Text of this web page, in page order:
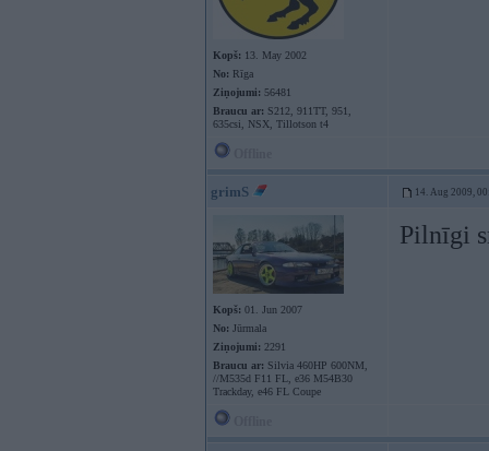
Kopš: 13. May 2002
No: Rīga
Ziņojumi: 56481
Braucu ar: S212, 911TT, 951,
635csi, NSX, Tillotson t4
grimS 14. Aug 2009,
Kopš: 01. Jun 2007
No: Jūrmala
Ziņojumi: 2291
Braucu ar: Silvia 460HP 600NM,
//M535d F11 FL, e36 M54B30
Trackday, e46 FL Coupe
Pilnīgi